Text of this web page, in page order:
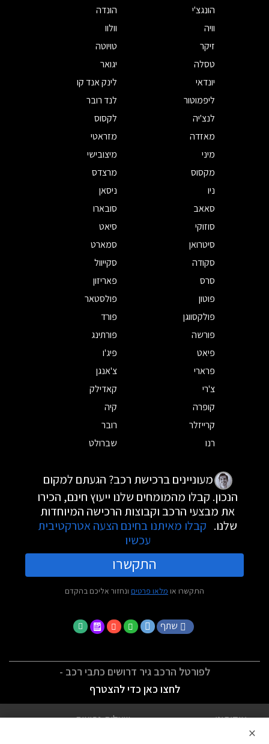
הונגצ'י
הונדה
וויה
וולוו
זיקר
טויוטה
טסלה
יגואר
יונדאי
לינק אנד קו
ליפמוטור
לנד רובר
לנצ'יה
לקסוס
מאזדה
מזראטי
מיני
מיצובישי
מקסוס
מרצדס
ניו
ניסאן
סאאב
סובארו
סוזוקי
סיאט
סיטרואן
סמארט
סקודה
סקייוול
סרס
פאריזון
פוטון
פולסטאר
פולקסווגן
פורד
פורשה
פורתינג
פיאט
פיג'ו
פרארי
צ'אנגן
צ'רי
קאדילק
קופרה
קיה
קרייזלר
רובר
רנו
שברולט
מעוניינים ברכישת רכב? הגעתם למקום
הנכון. קבלו מהמומחים שלנו ייעוץ חינם, הכירו
את מבצעי הרכב וקבוצות הרכישה המיוחדות
שלנו. קבלו מאיתנו בחינם הצעה אטרקטיבית
עכשיו
התקשרו
התקשרו או מלאו פרטים ונחזור אליכם בהקדם
שתף
לפורטל הרכב גיר דרושים כתבי רכב -
לחצו כאן כדי להצטרף
אודותינו
שאלות נפוצות
×